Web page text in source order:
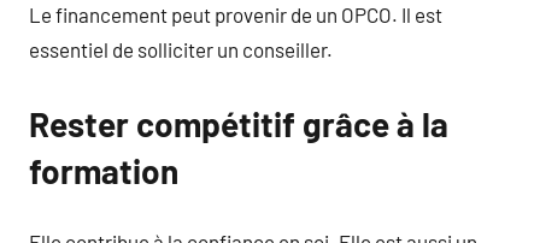
Le financement peut provenir de un OPCO. Il est
essentiel de solliciter un conseiller.
Rester compétitif grâce à la
formation